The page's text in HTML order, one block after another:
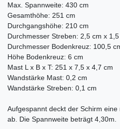
Max. Spannweite: 430 cm
Gesamthöhe: 251 cm
Durchgangshöhe: 210 cm
Durchmesser Streben: 2,5 cm x 1,5
Durchmesser Bodenkreuz: 100,5
Höhe Bodenkreuz: 6 cm
Mast L x B x T: 251 x 7,5 x 4,7 cm
Wandstärke Mast: 0,2 cm
Wandstärke Streben: 0,1 cm
Aufgespannt deckt der Schirm
ab. Die Spannweite beträgt 4,30m.